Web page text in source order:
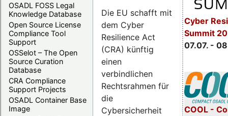
OSADL FOSS Legal
Knowledge Database
Open Source License
Compliance Tool
Support
OSSelot – The Open
Source Curation
Database
CRA Compliance
Support Projects
OSADL Container Base
Image
Cyber
Summit
07.07. -
COOL -
Die EU schafft mit
dem Cyber
Resilience Act
(CRA) künftig
einen
verbindlichen
Rechtsrahmen für
die
Cybersicherheit